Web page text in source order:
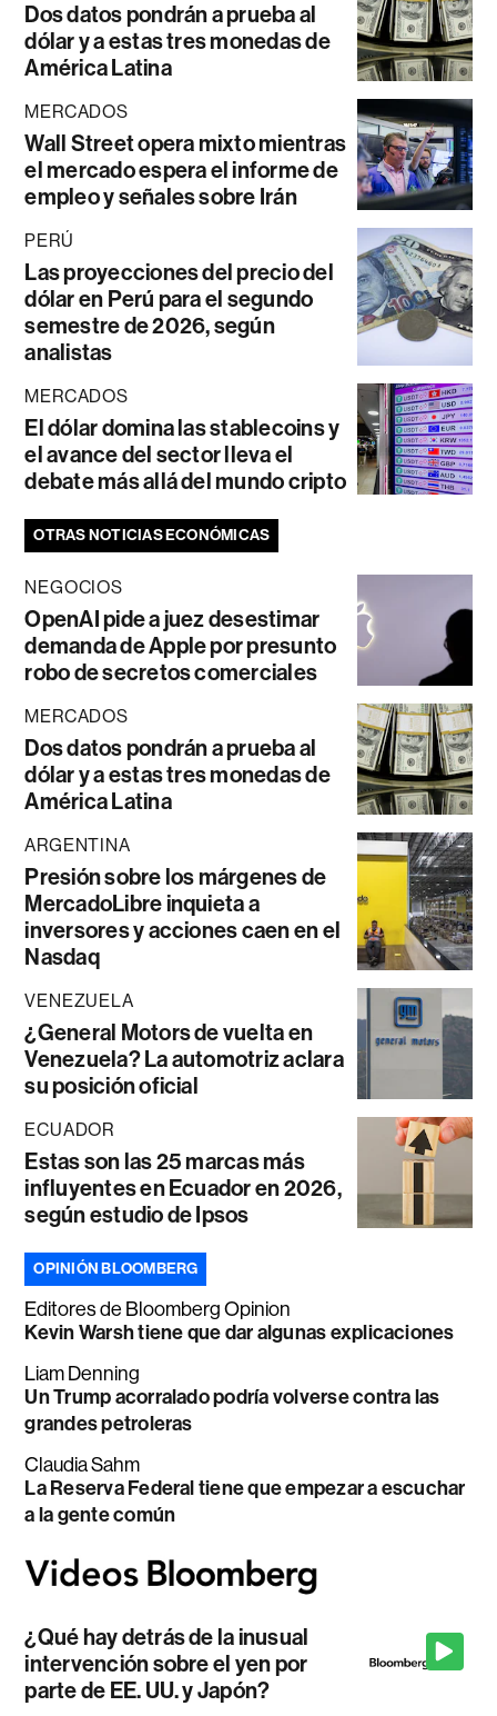
Dos datos pondrán a prueba al
dólar y a estas tres monedas de
América Latina
MERCADOS
Wall Street opera mixto mientras
el mercado espera el informe de
empleo y señales sobre Irán
PERÚ
Las proyecciones del precio del
dólar en Perú para el segundo
semestre de 2026, según
analistas
MERCADOS
El dólar domina las stablecoins y
el avance del sector lleva el
debate más allá del mundo cripto
OTRAS NOTICIAS ECONÓMICAS
NEGOCIOS
OpenAI pide a juez desestimar
demanda de Apple por presunto
robo de secretos comerciales
MERCADOS
Dos datos pondrán a prueba al
dólar y a estas tres monedas de
América Latina
ARGENTINA
Presión sobre los márgenes de
MercadoLibre inquieta a
inversores y acciones caen en el
Nasdaq
VENEZUELA
¿General Motors de vuelta en
Venezuela? La automotriz aclara
su posición oficial
ECUADOR
Estas son las 25 marcas más
influyentes en Ecuador en 2026,
según estudio de Ipsos
OPINIÓN BLOOMBERG
Editores de Bloomberg Opinion
Kevin Warsh tiene que dar algunas explicaciones
Liam Denning
Un Trump acorralado podría volverse contra las
grandes petroleras
Claudia Sahm
La Reserva Federal tiene que empezar a escuchar
a la gente común
¿Qué hay detrás de la inusual
intervención sobre el yen por
parte de EE. UU. y Japón?